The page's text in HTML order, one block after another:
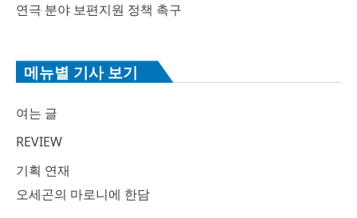
연극 분야 보편지원 정책 촉구
메뉴별 기사 보기
여는 글
REVIEW
기획 연재
오세곤의 마로니에 한담